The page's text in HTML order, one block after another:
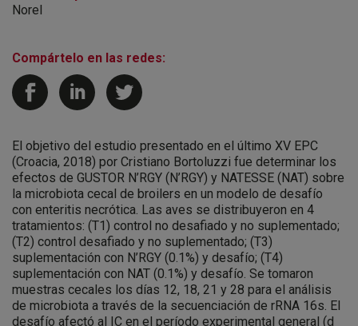
Norel
Compártelo en las redes:
El objetivo del estudio presentado en el último XV EPC
(Croacia, 2018) por Cristiano Bortoluzzi fue determinar los
efectos de GUSTOR N’RGY (N’RGY) y NATESSE (NAT) sobre
la microbiota cecal de broilers en un modelo de desafío
con enteritis necrótica. Las aves se distribuyeron en 4
tratamientos: (T1) control no desafiado y no suplementado;
(T2) control desafiado y no suplementado; (T3)
suplementación con N’RGY (0.1%) y desafío; (T4)
suplementación con NAT (0.1%) y desafío. Se tomaron
muestras cecales los días 12, 18, 21 y 28 para el análisis
de microbiota a través de la secuenciación de rRNA 16s. El
desafío afectó al IC en el período experimental general (d